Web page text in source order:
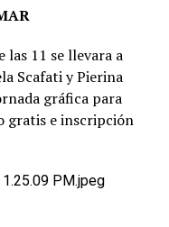
las 11 se llevara a
Scafati y Pierina
gráfica para
gratis e inscripción